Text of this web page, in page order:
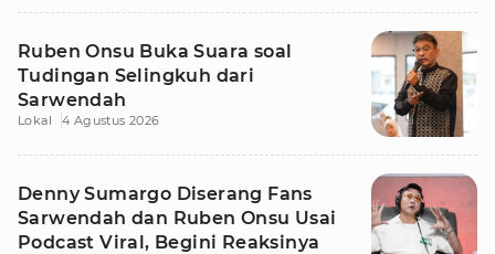
Ruben Onsu Buka Suara soal
Tudingan Selingkuh dari
Sarwendah
Lokal 4 Agustus 2026
Denny Sumargo Diserang Fans
Sarwendah dan Ruben Onsu Usai
Podcast Viral, Begini Reaksinya